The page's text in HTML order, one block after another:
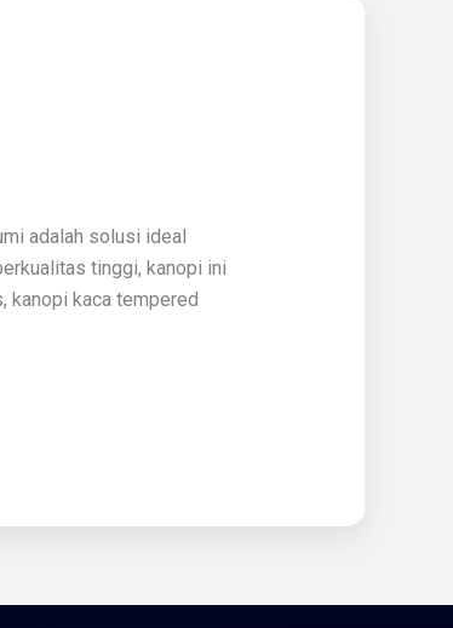
adalah solusi ideal
tinggi, kanopi ini
kanopi kaca tempered